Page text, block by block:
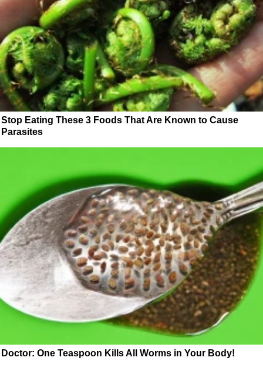
Stop Eating These 3 Foods That Are Known to Cause
Parasites
Doctor: One Teaspoon Kills All Worms in Your Body!